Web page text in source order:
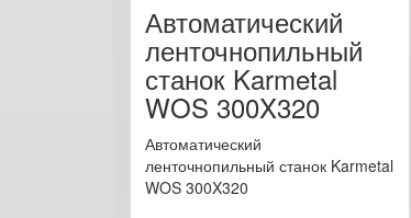
Автоматический
ленточнопильный
станок Karmetal
WOS 300X320
Автоматический
ленточнопильный станок Karmetal
WOS 300X320